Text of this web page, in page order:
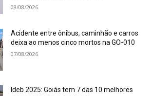
08/08/2026
Acidente entre ônibus, caminhão e carros
deixa ao menos cinco mortos na GO-010
07/08/2026
Ideb 2025: Goiás tem 7 das 10 melhores